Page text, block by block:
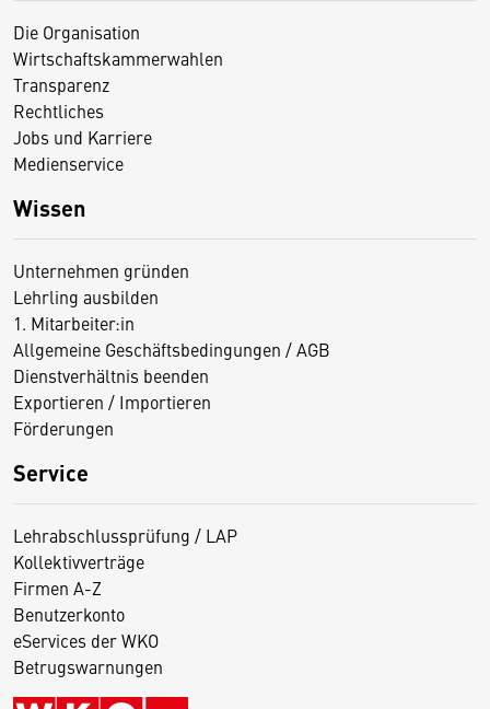
Die Organisation
Wirtschaftskammerwahlen
Transparenz
Rechtliches
Jobs und Karriere
Medienservice
Wissen
Unternehmen gründen
Lehrling ausbilden
1. Mitarbeiter:in
Allgemeine Geschäftsbedingungen / AGB
Dienstverhältnis beenden
Exportieren / Importieren
Förderungen
Service
Lehrabschlussprüfung / LAP
Kollektivverträge
Firmen A-Z
Benutzerkonto
eServices der WKO
Betrugswarnungen